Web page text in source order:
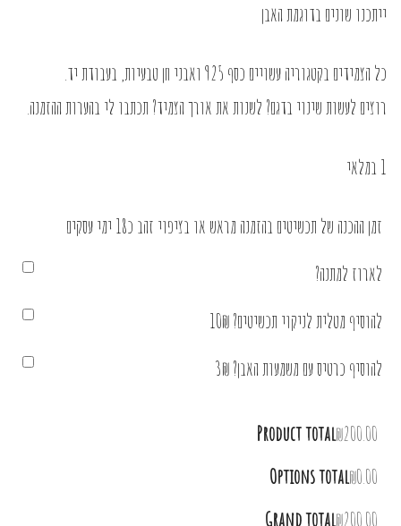
ייתכנו שונים בדוגמת האבן
כל הצמידים בקטגוריה עשויים כסף 925 ואבני חן טבעיות, בעבודת יד.
רוצים לעשות שינוי בדגם? לשנות את אורך הצמיד? תכתבו לי בהערות ההזמנה.
1 במלאי
זמן ההכנה של תכשיטים בהזמנה מראש או בציפוי זהב כ18 ימי עסקים
לארוז למתנה?
להוסיף מטלית לניקוי תכשיטים? 10₪
להוסיף כרטיס עם משמעות האבן? 3₪
Product total₪200.00
Options total₪0.00
Grand total₪200.00